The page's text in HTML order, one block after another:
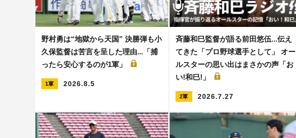
野村勇は“地獄から天国” 決勝弾も小
久保監督は苦言を呈した理由...「捕
ったら安心するのが1軍」
1軍 2026.8.5
斉藤和巳監督が語る前田悠伍...伝え
てきた「プロ野球選手として」 オー
ルスターの思い出はまさかの声「お
い!和巳!」
2軍 2026.7.27